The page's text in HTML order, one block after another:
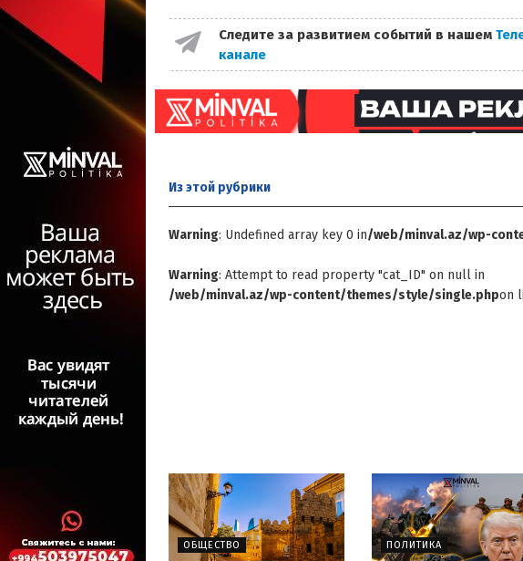
Следите за развитием событий в нашем
канале
Из этой рубрики
Warning: Undefined array key 0 in/web/minval.az/wp-
Warning: Attempt to read property "cat_ID" on null in
/web/minval.az/wp-content/themes/style/single.phpon
ОБЩЕСТВО ПОЛИТИКА